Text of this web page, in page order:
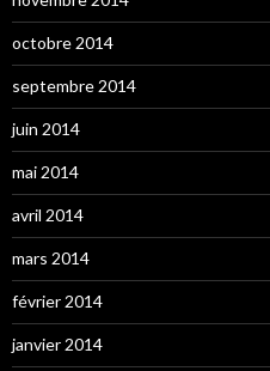
octobre 2014
septembre 2014
juin 2014
mai 2014
avril 2014
mars 2014
février 2014
janvier 2014